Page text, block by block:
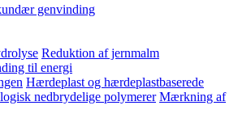
genvinding
Reduktion af jernmalm
til energi
Hærdeplast og hærdeplastbaserede
nedbrydelige polymerer Mærkning af